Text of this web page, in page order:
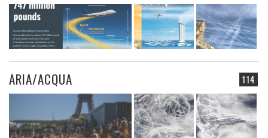
114
ARIA/ACQUA